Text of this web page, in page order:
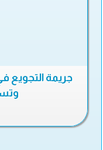
جريمة التجويع